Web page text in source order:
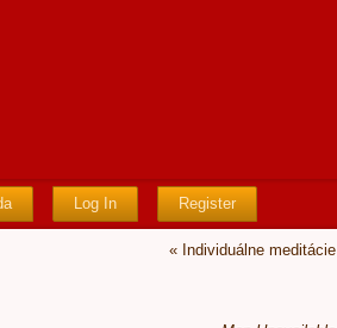
Log In Register
« Individuálne meditácie